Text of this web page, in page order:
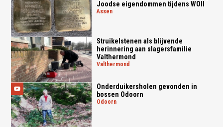
Joodse eigendommen tijdens WOII
assen
Struikelstenen als blijvende
herinnering aan slagersfamilie
Valthermond
valthermond
Onderduikersholen gevonden in
bossen Odoorn
odoorn